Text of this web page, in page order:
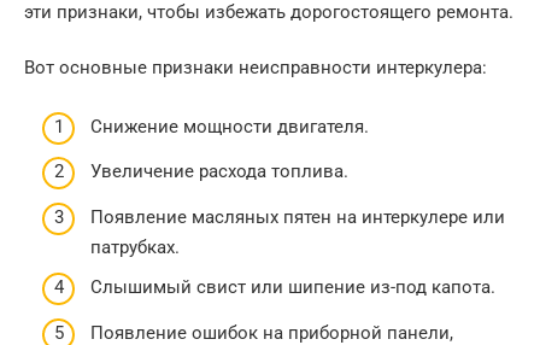
эти признаки, чтобы избежать дорогостоящего ремонта.
Вот основные признаки неисправности интеркулера:
Снижение мощности двигателя.
Увеличение расхода топлива.
Появление масляных пятен на интеркулере или
патрубках.
Слышимый свист или шипение из-под капота.
Появление ошибок на приборной панели,